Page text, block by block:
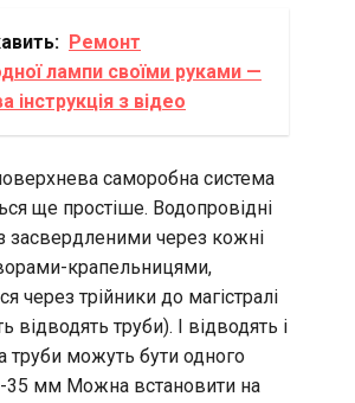
Ремонт
лампи своїми руками —
інструкція з відео
саморобна система
ще простіше. Водопровідні
засвердленими через кожні
крапельницями,
через трійники до магістралі
відводять труби). І відводять і
труби можуть бути одного
35 мм Можна встановити на